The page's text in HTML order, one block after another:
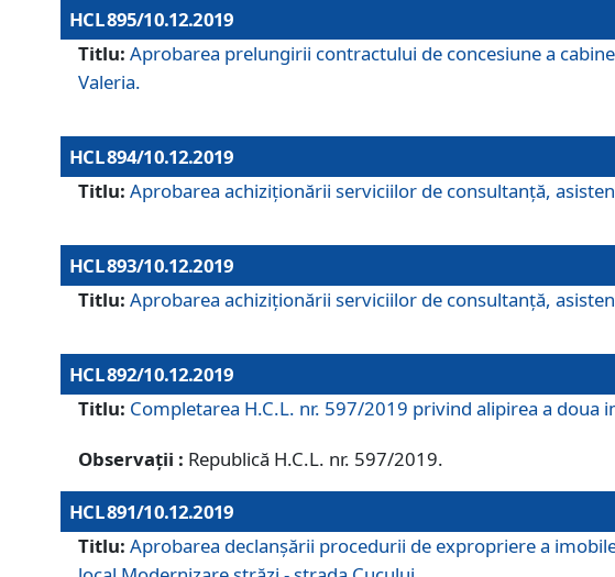
HCL 895/10.12.2019
Titlu: Aprobarea prelungirii contractului de concesiune a
Valeria.
HCL 894/10.12.2019
Titlu: Aprobarea achiziţionării serviciilor de consultanţă,
HCL 893/10.12.2019
Titlu: Aprobarea achiziţionării serviciilor de consultanţă,
HCL 892/10.12.2019
Titlu: Completarea H.C.L. nr. 597/2019 privind alipirea a doua
Observații : Republică H.C.L. nr. 597/2019.
HCL 891/10.12.2019
Titlu: Aprobarea declanșării procedurii de expropriere a